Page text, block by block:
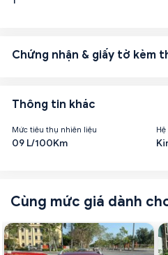
Chứng nhận & giấy tờ kèm
Thông tin khác
Mức tiêu thụ nhiên liệu
09 L/100Km
Cùng mức giá dành